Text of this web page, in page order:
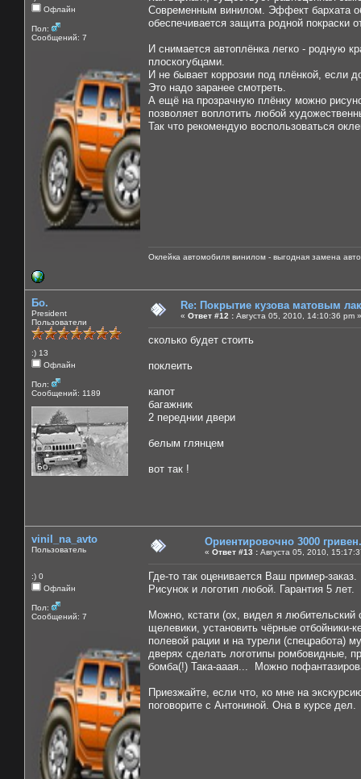
Офлайн
Пол:
Сообщений: 7
Современным винилом. Эффект бархата
обеспечивается защита родной покраски
И снимается автоплёнка легко - родную
плоскогубцами.
И не бывает коррозии под плёнкой, если
Это надо заранее смотреть.
А ещё на прозрачную плёнку можно
позволяет воплотить любой
Так что рекомендую воспользоваться
Оклейка автомобиля винилом - выгодная замена
Бо.
President
Пользователи
:) 13
Офлайн
Пол:
Сообщений: 1189
Re: Покрытие кузова матовым
« Ответ #12 : Августа 05, 2010, 14:10:36 pm »
сколько будет стоить
поклеить
капот
багажник
2 переднии двери
белым глянцем
вот так !
vinil_na_avto
Пользователь
:) 0
Офлайн
Пол:
Сообщений: 7
Ориентировочно 3000 гривен.
« Ответ #13 : Августа 05, 2010,
Где-то так оценивается Ваш пример-
Рисунок и логотип любой. Гарантия 5 лет.
Можно, кстати (ох, видел я
щелевики, установить чёрные отбойники-
полевой рации и на турели (спецработа)
дверях сделать логотипы ромбовидные,
бомба(!) Така-ааая... Можно
Приезжайте, если что, ко мне на
поговорите с Антониной. Она в курсе дел.